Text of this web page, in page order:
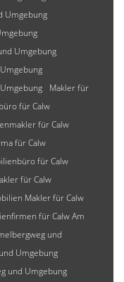
Umgebung
Umgebung
Makler für
für Calw
für Calw
für Calw
für Calw
für Calw
Makler für Calw
für Calw Am
und
Umgebung
und Umgebung